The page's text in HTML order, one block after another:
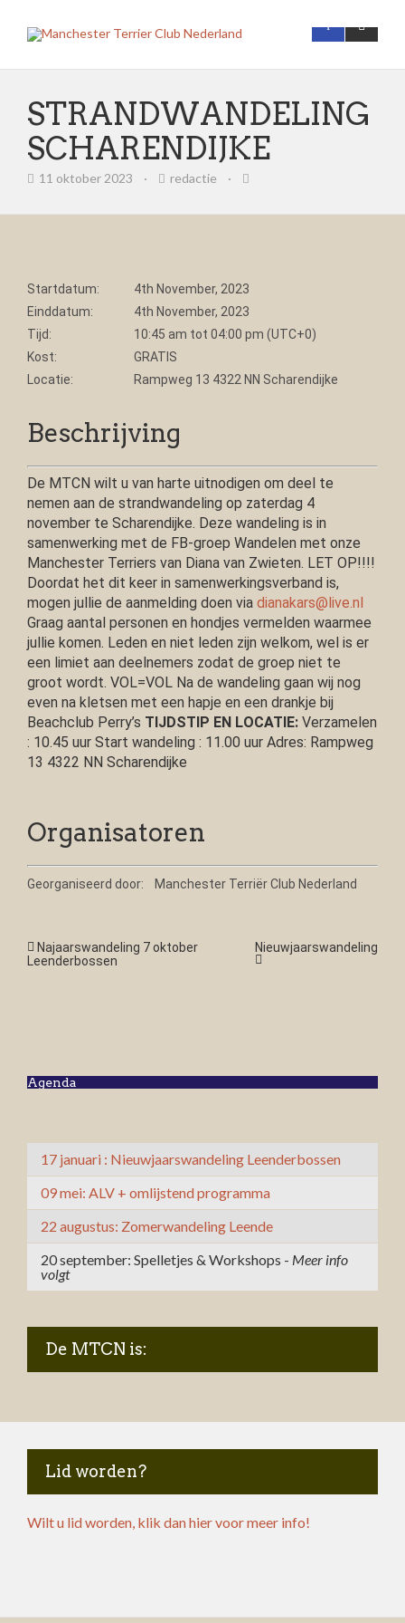
STRANDWANDELING
SCHARENDIJKE
11 oktober 2023 · redactie ·
Startdatum:
4th November, 2023
Einddatum:
4th November, 2023
Tijd:
10:45 am tot 04:00 pm (UTC+0)
Kost:
GRATIS
Locatie:
Rampweg 13 4322 NN Scharendijke
Beschrijving
De MTCN wilt u van harte uitnodigen om deel te
nemen aan de strandwandeling op zaterdag 4
november te Scharendijke. Deze wandeling is in
samenwerking met de FB-groep Wandelen met onze
Manchester Terriers van Diana van Zwieten. LET OP!!!!
Doordat het dit keer in samenwerkingsverband is,
mogen jullie de aanmelding doen via dianakars@live.nl
Graag aantal personen en hondjes vermelden waarmee
jullie komen. Leden en niet leden zijn welkom, wel is er
een limiet aan deelnemers zodat de groep niet te
groot wordt. VOL=VOL Na de wandeling gaan wij nog
even na kletsen met een hapje en een drankje bij
Beachclub Perry’s TIJDSTIP EN LOCATIE: Verzamelen
: 10.45 uur Start wandeling : 11.00 uur Adres: Rampweg
13 4322 NN Scharendijke
Organisatoren
Georganiseerd door: Manchester Terriër Club Nederland
Najaarswandeling 7 oktober
Leenderbossen
Nieuwjaarswandeling
Agenda
17 januari : Nieuwjaarswandeling Leenderbossen
09 mei: ALV + omlijstend programma
22 augustus: Zomerwandeling Leende
20 september: Spelletjes & Workshops - Meer info
volgt
De MTCN is:
Lid worden?
Wilt u lid worden, klik dan hier voor meer info!